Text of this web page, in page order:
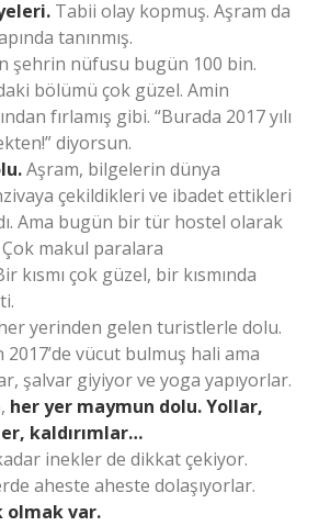
Tabii olay kopmuş. Aşram da
tanınmış.
şehrin nüfusu bugün 100 bin.
bölümü çok güzel. Amin
fırlamış gibi. “Burada 2017 yılı
diyorsun.
Aşram, bilgelerin dünya
çekildikleri ve ibadet ettikleri
Ama bugün bir tür hostel olarak
makul paralara
kısmı çok güzel, bir kısmında
yerinden gelen turistlerle dolu.
2017’de vücut bulmuş hali ama
şalvar giyiyor ve yoga yapıyorlar.
her yer maymun dolu. Yollar,
kaldırımlar…
inekler de dikkat çekiyor.
aheste aheste dolaşıyorlar.
olmak var.